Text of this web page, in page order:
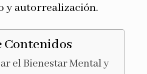
y autorrealización.
Contenidos
el Bienestar Mental y